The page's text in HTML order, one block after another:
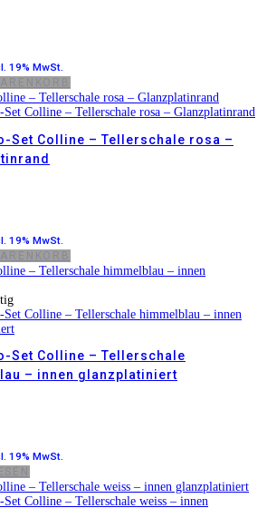
19% MwSt.
Set Colline – Tellerschale rosa –
19% MwSt.
Set Colline – Tellerschale
– innen glanzplatiniert
19% MwSt.